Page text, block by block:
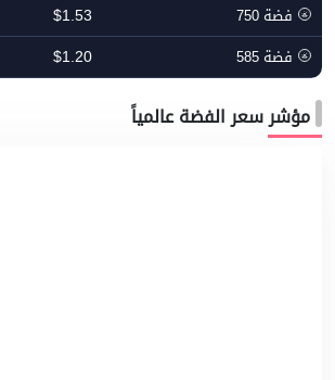
فضة 750 $1.53
فضة 585 $1.20
مؤشر سعر الفضة عالمياً